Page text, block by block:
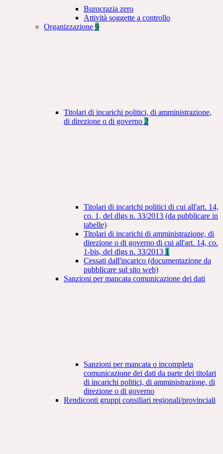
Burocrazia zero
Attività soggette a controllo
Organizzazione 9
Titolari di incarichi politici, di amministrazione,
di direzione o di governo 2
Titolari di incarichi politici di cui all'art. 14,
co. 1, del dlgs n. 33/2013 (da pubblicare in
tabelle)
Titolari di incarichi di amministrazione, di
direzione o di governo di cui all'art. 14, co.
1-bis, del dlgs n. 33/2013 1
Cessati dall'incarico (documentazione da
pubblicare sul sito web)
Sanzioni per mancata comunicazione dei dati
Sanzioni per mancata o incompleta
comunicazione dei dati da parte dei titolari
di incarichi politici, di amministrazione, di
direzione o di governo
Rendiconti gruppi consiliari regionali/provinciali